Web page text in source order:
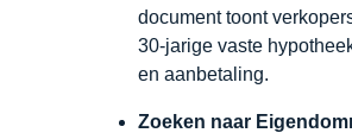
document toont
30-jarige vaste
en aanbetaling.
Zoeken naar